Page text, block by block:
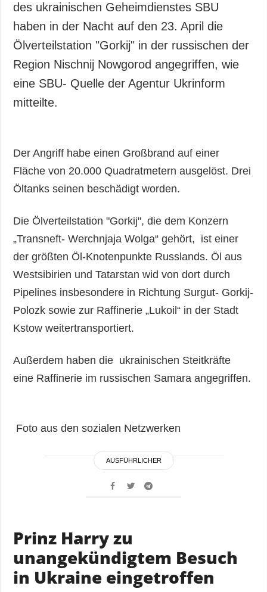
des ukrainischen Geheimdienstes SBU
haben in der Nacht auf den 23. April die
Ölverteilstation "Gorkij" in der russischen der
Region Nischnij Nowgorod angegriffen, wie
eine SBU- Quelle der Agentur Ukrinform
mitteilte.
Der Angriff habe einen Großbrand auf einer
Fläche von 20.000 Quadratmetern ausgelöst. Drei
Öltanks seinen beschädigt worden.
Die Ölverteilstation "Gorkij", die dem Konzern
„Transneft- Werchnjaja Wolga“ gehört, ist einer
der größten Öl-Knotenpunkte Russlands. Öl aus
Westsibirien und Tatarstan wid von dort durch
Pipelines insbesondere in Richtung Surgut- Gorkij-
Polozk sowie zur Raffinerie „Lukoil“ in der Stadt
Kstow weitertransportiert.
Außerdem haben die ukrainischen Steitkräfte
eine Raffinerie im russischen Samara angegriffen.
Foto aus den sozialen Netzwerken
AUSFÜHRLICHER
Prinz Harry zu
unangekündigtem Besuch
in Ukraine eingetroffen